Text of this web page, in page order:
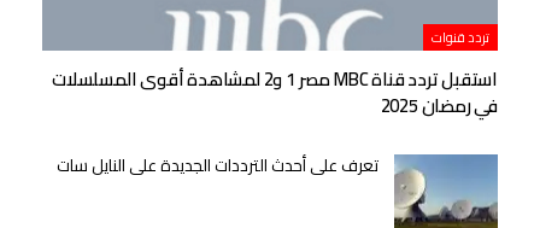
تردد قنوات
استقبل تردد قناة MBC مصر 1 و2 لمشاهدة أقوى المسلسلات
في رمضان 2025
تعرف على أحدث الترددات الجديدة على النايل سات